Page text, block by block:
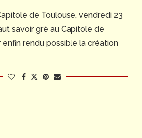
de Toulouse, vendredi 23
savoir gré au Capitole de
enfin rendu possible la création